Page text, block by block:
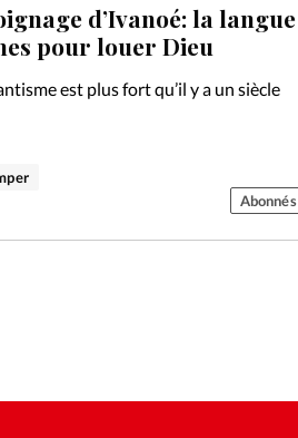
d’Ivanoé: la langue
pour louer Dieu
est plus fort qu’il y a un siècle
Abonnés